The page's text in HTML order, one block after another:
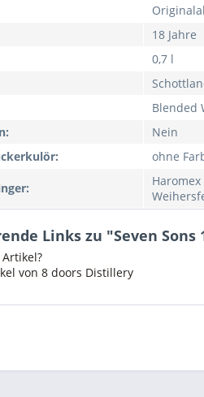
18 Jahre
0,7 l
Blended
Nein
ohne
Links zu "Seven Sons
von 8 doors Distillery